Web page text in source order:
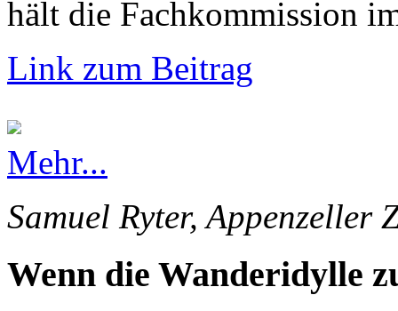
hält die Fachkommission
Link zum Beitrag
Mehr...
Samuel Ryter, Appenzeller
Wenn die Wanderidylle